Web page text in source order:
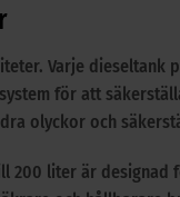
Varje
för att
olyckor och
200 liter är